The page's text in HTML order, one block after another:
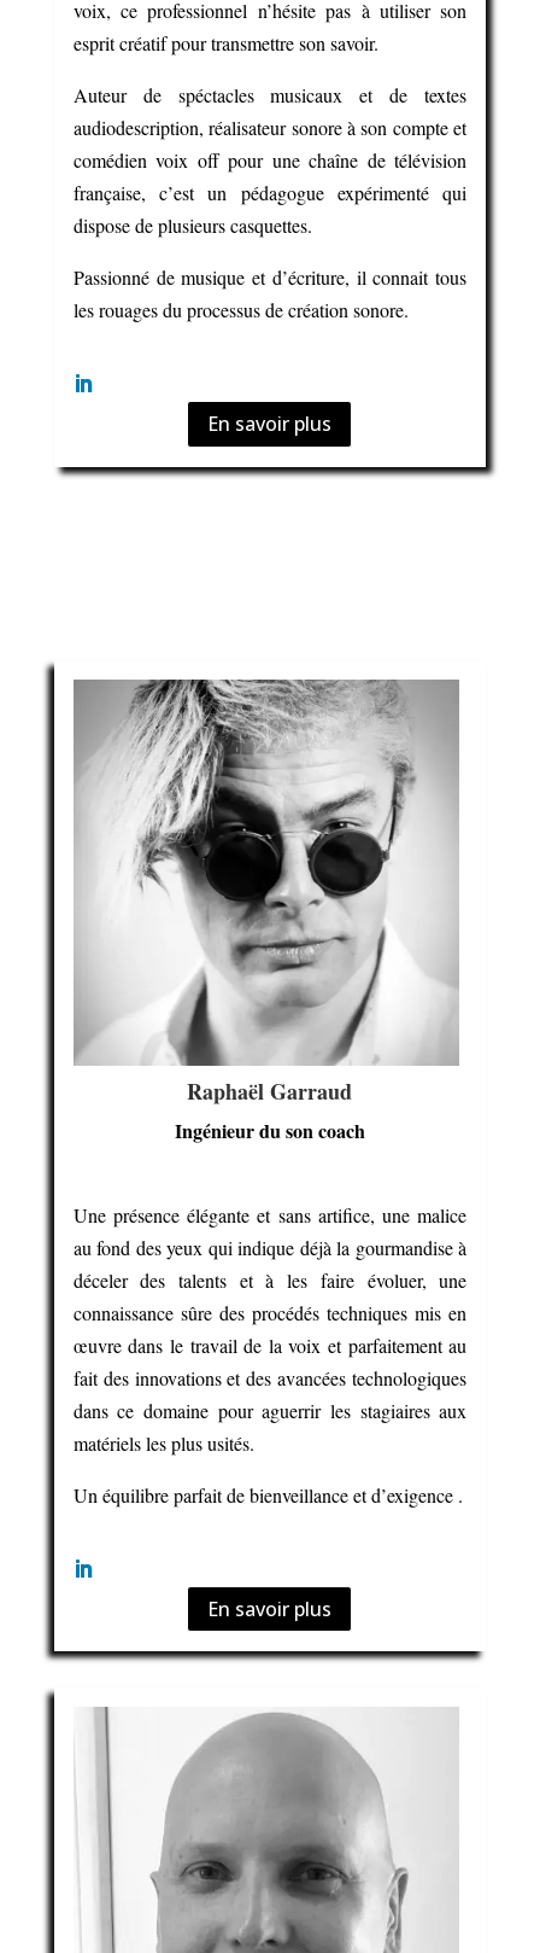
voix, ce professionnel n’hésite pas à utiliser son
esprit créatif pour transmettre son savoir.
Auteur de spéctacles musicaux et de textes
audiodescription, réalisateur sonore à son compte et
comédien voix off pour une chaîne de télévision
française, c’est un pédagogue expérimenté qui
dispose de plusieurs casquettes.
Passionné de musique et d’écriture, il connait tous
les rouages du processus de création sonore.
En savoir plus
Raphaël Garraud
Ingénieur du son coach
Une présence élégante et sans artifice, une malice
au fond des yeux qui indique déjà la gourmandise à
déceler des talents et à les faire évoluer, une
connaissance sûre des procédés techniques mis en
œuvre dans le travail de la voix et parfaitement au
fait des innovations et des avancées technologiques
dans ce domaine pour aguerrir les stagiaires aux
matériels les plus usités.
Un équilibre parfait de bienveillance et d’exigence .
En savoir plus